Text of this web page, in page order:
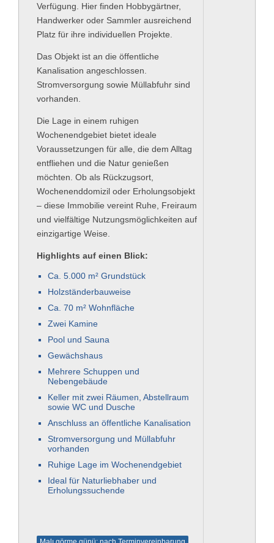
Verfügung. Hier finden Hobbygärtner,
Handwerker oder Sammler ausreichend
Platz für ihre individuellen Projekte.
Das Objekt ist an die öffentliche
Kanalisation angeschlossen.
Stromversorgung sowie Müllabfuhr sind
vorhanden.
Die Lage in einem ruhigen
Wochenendgebiet bietet ideale
Voraussetzungen für alle, die dem Alltag
entfliehen und die Natur genießen
möchten. Ob als Rückzugsort,
Wochenenddomizil oder Erholungsobjekt
– diese Immobilie vereint Ruhe, Freiraum
und vielfältige Nutzungsmöglichkeiten auf
einzigartige Weise.
Highlights auf einen Blick:
Ca. 5.000 m² Grundstück
Holzständerbauweise
Ca. 70 m² Wohnfläche
Zwei Kamine
Pool und Sauna
Gewächshaus
Mehrere Schuppen und
Nebengebäude
Keller mit zwei Räumen, Abstellraum
sowie WC und Dusche
Anschluss an öffentliche Kanalisation
Stromversorgung und Müllabfuhr
vorhanden
Ruhige Lage im Wochenendgebiet
Ideal für Naturliebhaber und
Erholungssuchende